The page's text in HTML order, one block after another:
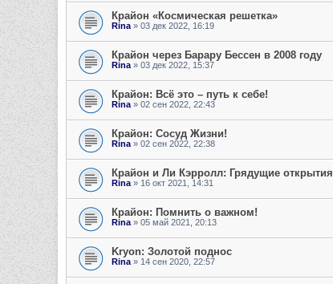
Крайон «Космическая решетка»
Rina » 03 дек 2022, 16:19
Крайон через Барару Бессен в 2008 году
Rina » 03 дек 2022, 15:37
Крайон: Всё это – путь к себе!
Rina » 02 сен 2022, 22:43
Крайон: Сосуд Жизни!
Rina » 02 сен 2022, 22:38
Крайон и Ли Кэрролл: Грядущие открытия
Rina » 16 окт 2021, 14:31
Крайон: Помнить о важном!
Rina » 05 май 2021, 20:13
Kryon: Золотой поднос
Rina » 14 сен 2020, 22:57